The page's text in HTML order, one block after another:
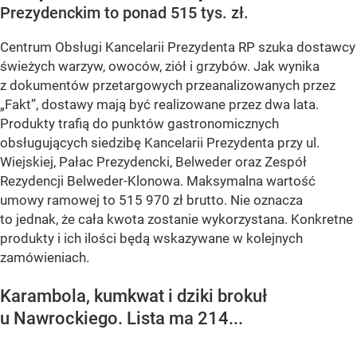
Prezydenckim to ponad 515 tys. zł.
Centrum Obsługi Kancelarii Prezydenta RP szuka dostawcy
świeżych warzyw, owoców, ziół i grzybów. Jak wynika
z dokumentów przetargowych przeanalizowanych przez
„Fakt”, dostawy mają być realizowane przez dwa lata.
Produkty trafią do punktów gastronomicznych
obsługujących siedzibę Kancelarii Prezydenta przy ul.
Wiejskiej, Pałac Prezydencki, Belweder oraz Zespół
Rezydencji Belweder-Klonowa. Maksymalna wartość
umowy ramowej to 515 970 zł brutto. Nie oznacza
to jednak, że cała kwota zostanie wykorzystana. Konkretne
produkty i ich ilości będą wskazywane w kolejnych
zamówieniach.
Karambola, kumkwat i dziki brokuł
u Nawrockiego. Lista ma 214...